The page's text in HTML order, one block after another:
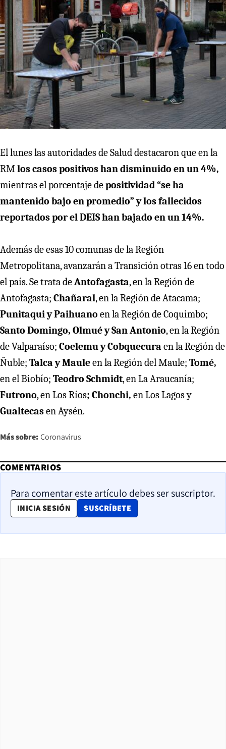
El lunes las autoridades de Salud destacaron que en la
RM los casos positivos han disminuido en un 4%,
mientras el porcentaje depositividad “se ha
mantenido bajo en promedio” y los fallecidos
reportados por el DEIS han bajado en un 14%.
Además de esas 10 comunas de la Región
Metropolitana, avanzarán a Transición otras 16 en todo
el país. Se trata deAntofagasta, en la Región de
Antofagasta; Chañaral, en la Región de Atacama;
Punitaqui y Paihuano en la Región de Coquimbo;
Santo Domingo, Olmué y San Antonio, en la Región
de Valparaíso; Coelemu y Cobquecura en la Región de
Ñuble; Talca y Mauleen la Región del Maule; Tomé,
en el Biobío; Teodro Schmidt, en La Araucanía;
Futrono, en Los Ríos; Chonchi, en Los Lagosy
Gualtecasen Aysén.
Más sobre: Coronavirus
COMENTARIOS
Para comentar este artículo debes ser suscriptor.
INICIA SESIÓN SUSCRÍBETE
OPENS IN NEW WINDOW